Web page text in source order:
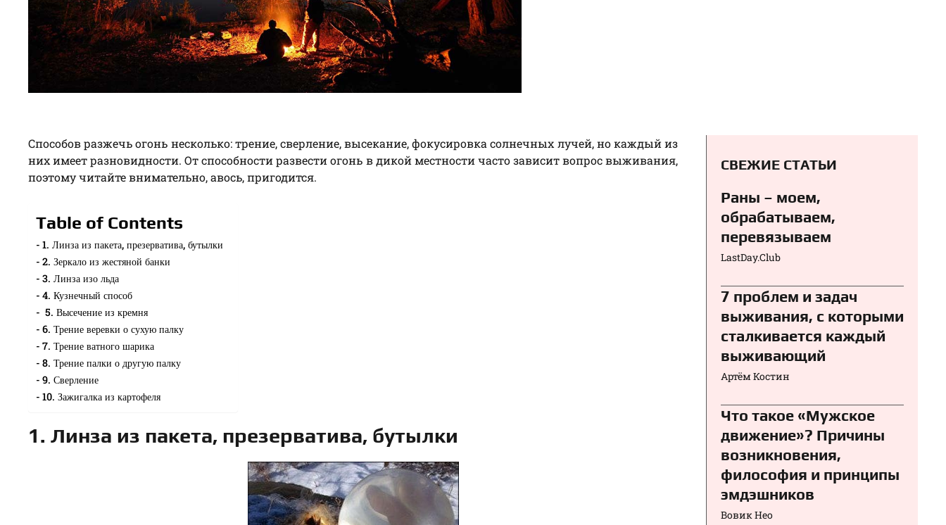
Способов разжечь огонь несколько: трение, сверление, высекание, фокусировка солнечных лучей, но каждый из
них имеет разновидности. От способности развести огонь в дикой местности часто зависит вопрос выживания,
поэтому читайте внимательно, авось, пригодится.
Table of Contents
1. Линза из пакета, презерватива, бутылки
2. Зеркало из жестяной банки
3. Линза изо льда
4. Кузнечный способ
5. Высечение из кремня
6. Трение веревки о сухую палку
7. Трение ватного шарика
8. Трение палки о другую палку
9. Сверление
10. Зажигалка из картофеля
1. Линза из пакета, презерватива, бутылки
СВЕЖИЕ СТАТЬИ
Раны – моем,
обрабатываем,
перевязываем⁠⁠
LastDay.Club
7 проблем и задач
выживания, с которыми
сталкивается каждый
выживающий
Артём Костин
Что такое «Мужское
движение»? Причины
возникновения,
философия и принципы
эмдэшников
Вовик Нео